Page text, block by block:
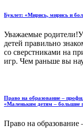
Буклет: «Мирись, мирись и
Уважаемые
детей правильно
со сверстниками на
игр. Чем раньше вы
Право на образование –
«Маленьким детям – большие
Право на образование